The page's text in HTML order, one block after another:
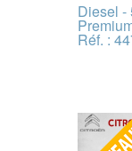
Diesel -
Réf. :